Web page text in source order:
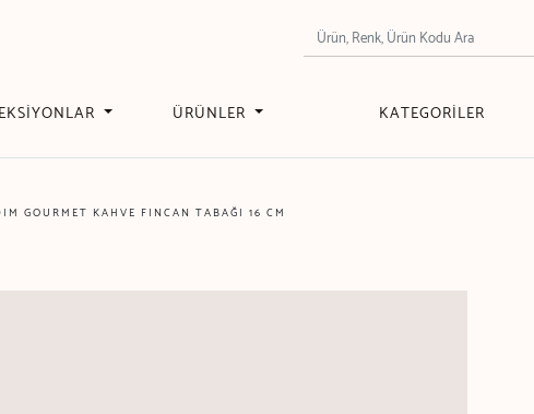
ÜRÜNLER KATEGORİLER
GOURMET KAHVE FINCAN TABAĞI 16 CM